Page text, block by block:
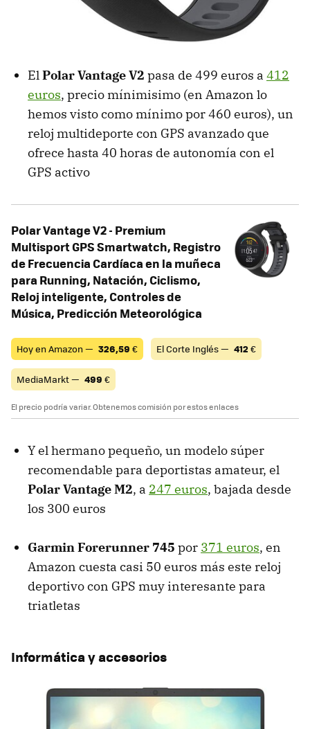
ElPolar Vantage V2 pasa de 499 euros a 412
euros, precio mínimisimo (en Amazon lo
hemos visto como mínimo por 460 euros), un
reloj multideporte con GPS avanzado que
ofrece hasta 40 horas de autonomía con el
GPS activo
Polar Vantage V2 - Premium
Multisport GPS Smartwatch, Registro
de Frecuencia Cardíaca en la muñeca
para Running, Natación, Ciclismo,
Reloj inteligente, Controles de
Música, Predicción Meteorológica
Hoy en Amazon — 326,59 € El Corte Inglés — 412 €
MediaMarkt — 499 €
El precio podría variar. Obtenemos comisión por estos enlaces
Y el hermano pequeño, un modelo súper
recomendable para deportistas amateur, el
Polar Vantage M2, a 247 euros, bajada desde
los 300 euros
Garmin Forerunner 745 por 371 euros, en
Amazon cuesta casi 50 euros más este reloj
deportivo con GPS muy interesante para
triatletas
Informática y accesorios